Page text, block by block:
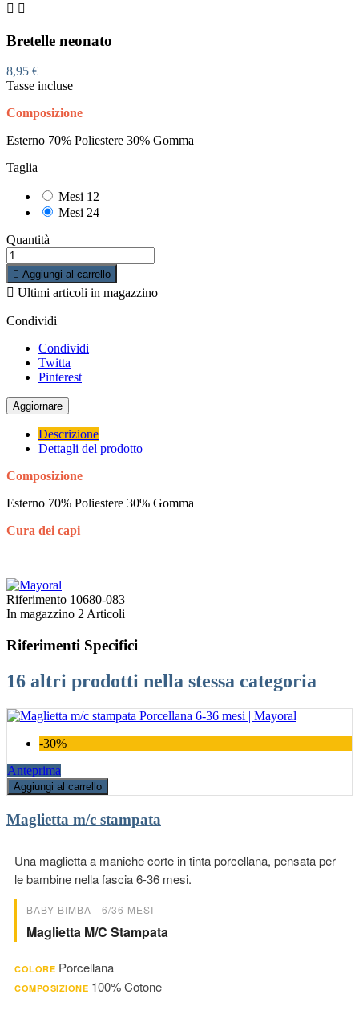
 
Bretelle neonato
8,95 €
Tasse incluse
Composizione
Esterno 70% Poliestere 30% Gomma
Taglia
Mesi 12
Mesi 24
Quantità
 Aggiungi al carrello
 Ultimi articoli in magazzino
Condividi
Condividi
Twitta
Pinterest
Descrizione
Dettagli del prodotto
Composizione
Esterno 70% Poliestere 30% Gomma
Cura dei capi
Riferimento 10680-083
In magazzino 2 Articoli
Riferimenti Specifici
16 altri prodotti nella stessa categoria
-30%
Anteprima
Aggiungi al carrello
Maglietta m/c stampata
Una maglietta a maniche corte in tinta porcellana, pensata per
le bambine nella fascia 6-36 mesi.
BABY BIMBA - 6/36 MESI
Maglietta M/c Stampata
COLORE Porcellana
COMPOSIZIONE 100% Cotone